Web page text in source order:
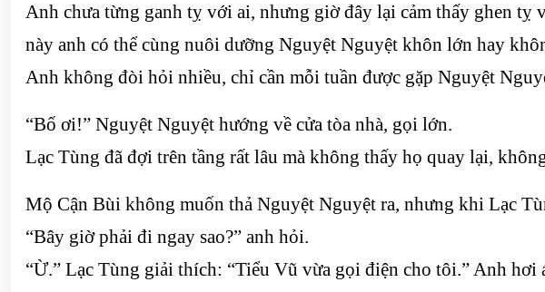
Anh chưa từng ganh tỵ với ai, nhưng giờ đây lại cảm thấy ghen
này anh có thể cùng nuôi dưỡng Nguyệt Nguyệt khôn lớn hay
Anh không đòi hỏi nhiều, chỉ cần mỗi tuần được gặp Nguyệt
“Bố ơi!” Nguyệt Nguyệt hướng về cửa tòa nhà, gọi lớn.
Lạc Tùng đã đợi trên tầng rất lâu mà không thấy họ quay lại,
Mộ Cận Bùi không muốn thả Nguyệt Nguyệt ra, nhưng khi Lạc
“Bây giờ phải đi ngay sao?” anh hỏi.
“Ừ.” Lạc Tùng giải thích: “Tiểu Vũ vừa gọi điện cho tôi.” Anh